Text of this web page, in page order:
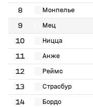
8
Монпелье
9
Мец
10
Ницца
11
Анже
12
Реймс
13
Страсбур
14
Бордо